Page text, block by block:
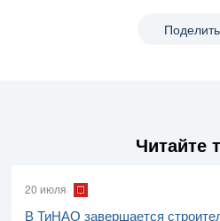
Читайте
20 июля
В ТиНАО завершается